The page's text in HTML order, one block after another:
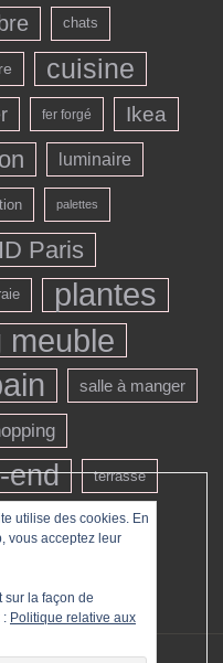
utilise des cookies. En
vous acceptez leur
sur la façon de
: Politique relative aux
chats
cuisine
fer forgé Ikea
luminaire
palettes
Paris
plantes
meuble
salle à manger
end terrasse